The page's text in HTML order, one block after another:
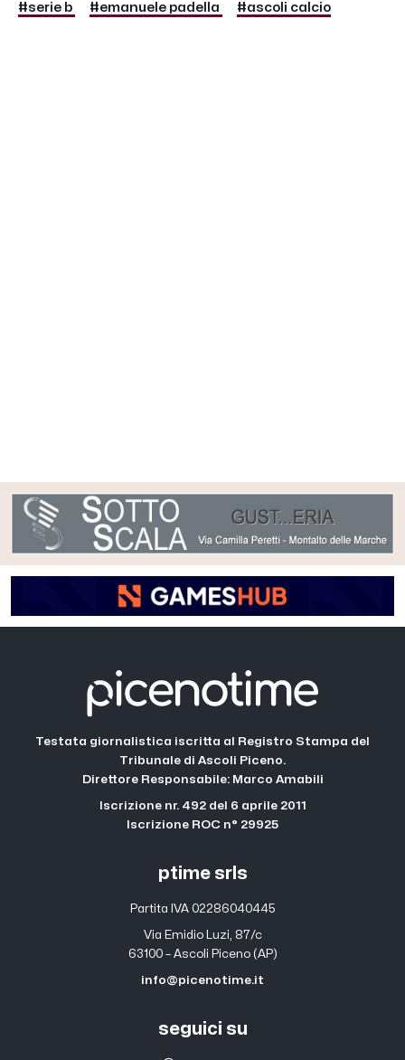
#serie b #emanuele padella #ascoli calcio
Testata giornalistica iscritta al Registro Stampa del
Tribunale di Ascoli Piceno.
Direttore Responsabile: Marco Amabili
Iscrizione nr. 492 del 6 aprile 2011
Iscrizione ROC n° 29925
ptime srls
Partita IVA 02286040445
Via Emidio Luzi, 87/c
63100 – Ascoli Piceno (AP)
info@picenotime.it
seguici su